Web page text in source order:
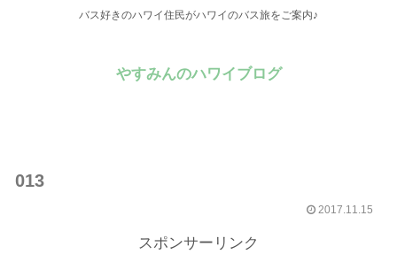
バス好きのハワイ住民がハワイのバス旅をご案内♪
やすみんのハワイブログ
013
2017.11.15
スポンサーリンク